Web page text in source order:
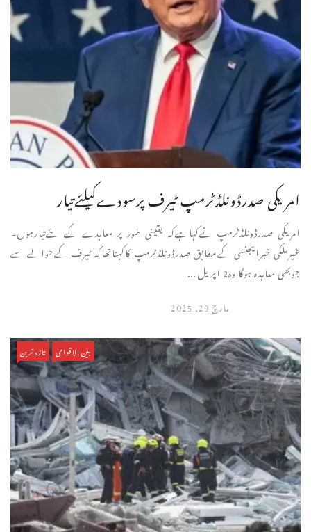
امریکی صدرڈونلڈٹرمپ ٹیرف پرسودےکیلئےتیار
امریکی صدرڈونلڈٹرمپ نےکہاہےکہ یقینی طور پر معاہدے کے لئےتیارہوں۔
غیرملکی خبرایجنسی کےمطابق صدرڈونلڈٹرمپ کاکہناتھاکہ ٹیرف کےحوالے سے
جوبھی معاہدہ ہوگا وہ2 اپریل ...
مارچ 29, 2025
بین الاقوامی تازہ ترین